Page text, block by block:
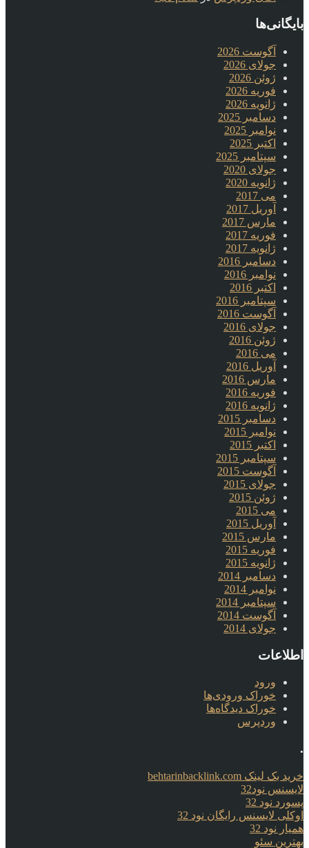
بایگانی‌ها
آگوست 2026
جولای 2026
ژوئن 2026
فوریه 2026
ژانویه 2026
دسامبر 2025
نوامبر 2025
اکتبر 2025
سپتامبر 2025
جولای 2020
ژانویه 2020
می 2017
آوریل 2017
مارس 2017
فوریه 2017
ژانویه 2017
دسامبر 2016
نوامبر 2016
اکتبر 2016
سپتامبر 2016
آگوست 2016
جولای 2016
ژوئن 2016
می 2016
آوریل 2016
مارس 2016
فوریه 2016
ژانویه 2016
دسامبر 2015
نوامبر 2015
اکتبر 2015
سپتامبر 2015
آگوست 2015
جولای 2015
ژوئن 2015
می 2015
آوریل 2015
مارس 2015
فوریه 2015
ژانویه 2015
دسامبر 2014
نوامبر 2014
سپتامبر 2014
آگوست 2014
جولای 2014
اطلاعات
ورود
خوراک ورودی‌ها
خوراک دیدگاه‌ها
وردپرس
.
خرید بک لینک behtarinbacklink.com
لایسنس نود32
پسورد نود 32
اوکلی لایسنس رایگان نود 32
همیار نود 32
بهترین سئو